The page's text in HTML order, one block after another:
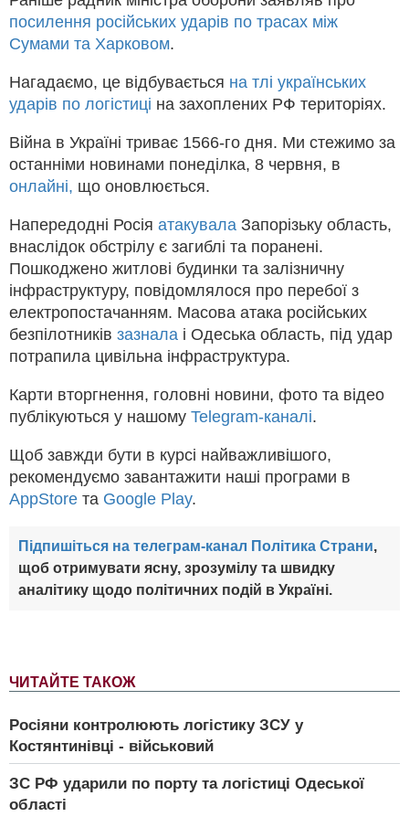
ЧИТАЙТЕ ТАКОЖ
Росіяни контролюють логістику ЗСУ у
Костянтинівці - військовий
ЗС РФ ударили по порту та логістиці Одеської
області
посилення російських ударів по трасах між
Сумами та Харковом.
Нагадаємо, це відбувається на тлі українських
ударів по логістиці на захоплених РФ територіях.
Війна в Україні триває 1566-го дня. Ми стежимо за
останніми новинами понеділка, 8 червня, в
онлайні, що оновлюється.
Напередодні Росія атакувала Запорізьку область,
внаслідок обстрілу є загиблі та поранені.
Пошкоджено житлові будинки та залізничну
інфраструктуру, повідомлялося про перебої з
електропостачанням. Масова атака російських
безпілотників зазнала і Одеська область, під удар
потрапила цивільна інфраструктура.
Карти вторгнення, головні новини, фото та відео
публікуються у нашому Telegram-каналі.
Щоб завжди бути в курсі найважливішого,
рекомендуємо завантажити наші програми в
AppStore та Google Play.
Підпишіться на телеграм-канал Політика Страни,
щоб отримувати ясну, зрозумілу та швидку
аналітику щодо політичних подій в Україні.